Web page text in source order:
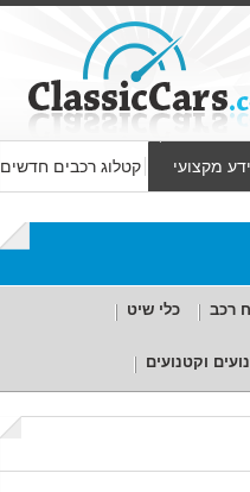
מקצועי קטלוג רכבים חדשים
רכב כלי שיט
וקטנועים